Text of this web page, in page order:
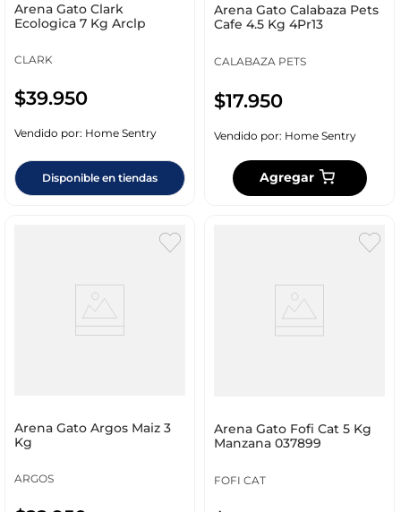
Arena Gato Clark
Ecologica 7 Kg Arclp
CLARK
$39.950
Vendido por: Home Sentry
Disponible en tiendas
Arena Gato Calabaza Pets
Cafe 4.5 Kg 4Pr13
CALABAZA PETS
$17.950
Vendido por: Home Sentry
Agregar
Arena Gato Argos Maiz 3
Kg
ARGOS
Arena Gato Fofi Cat 5 Kg
Manzana 037899
FOFI CAT